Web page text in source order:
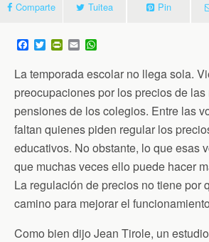
Comparte Tuitea Pin
F
a
c
e
b
o
o
k
T
w
t
t
e
r
P
i
n
t
F
r
i
e
n
l
y
E
m
i
l
t
s
A
p
p
La temporada escolar no llega sola.
preocupaciones por los precios de
pensiones de los colegios. Entre las
faltan quienes piden regular los
educativos. No obstante, lo que esas
que muchas veces ello puede hacer
La regulación de precios no tiene por
camino para mejorar el
Como bien dijo Jean Tirole, un